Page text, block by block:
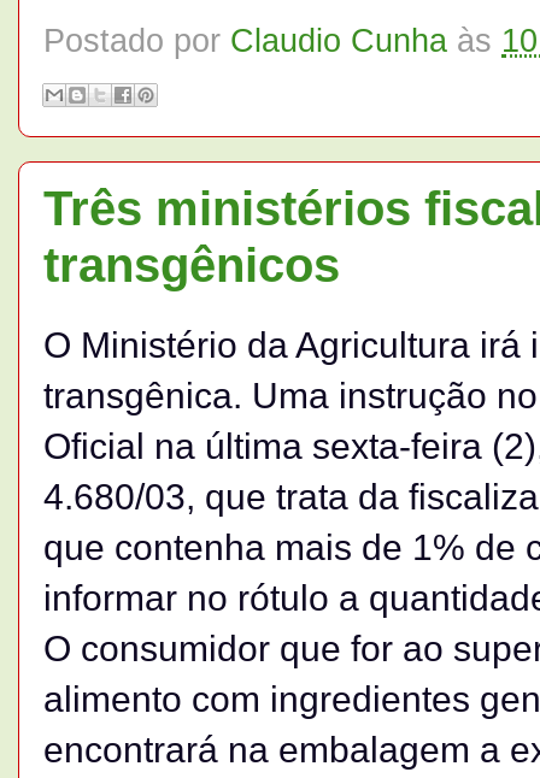
Postado por Claudio Cunha às
Três ministérios
transgênicos
O Ministério da Agricultura
transgênica. Uma instrução
Oficial na última sexta-feira
4.680/03, que trata da
que contenha mais de 1% de
informar no rótulo a
O consumidor que for ao
alimento com ingredientes
encontrará na embalagem a